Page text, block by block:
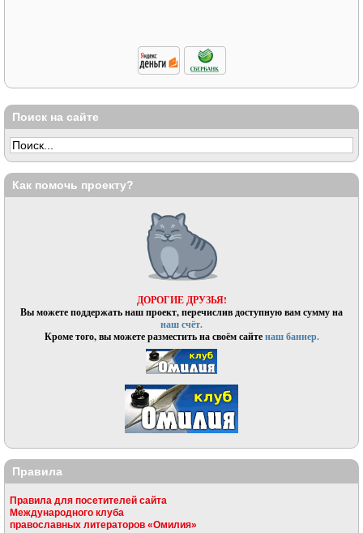
Поиск на сайте
Как помочь проекту?
ДОРОГИЕ ДРУЗЬЯ!
Вы можете поддержать наш проект, перечислив доступную вам сумму на
наш счёт.
Кроме того, вы можете разместить на своём сайтенаш баннер.
Правила
Правила для посетителей сайта
Международного клуба
православных литераторов «Омилия»